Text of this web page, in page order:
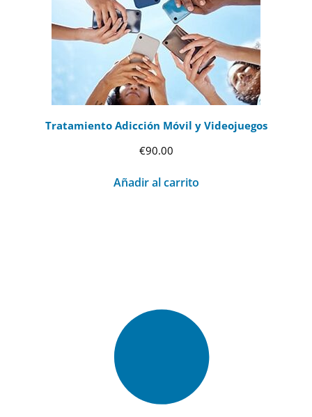
Tratamiento Adicción Móvil y Videojuegos
€90.00
Añadir al carrito